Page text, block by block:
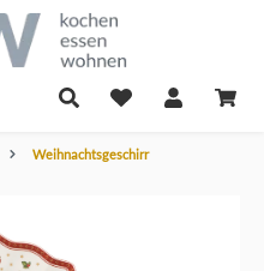
Weihnachtsgeschirr